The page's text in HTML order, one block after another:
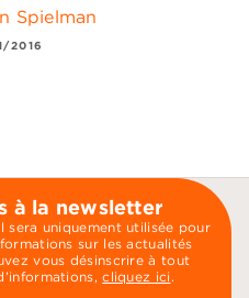
Spielman
2016
à la newsletter
sera uniquement utilisée pour
sur les actualités
vous désinscrire à tout
cliquez ici .